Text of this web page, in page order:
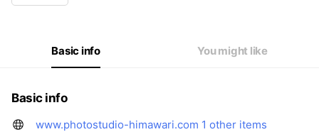
Basic info You might like
Basic info
www.photostudio-himawari.com 1 other items